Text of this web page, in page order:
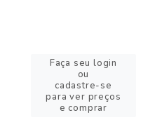
Faça seu login
ou
cadastre-se
para ver preços
e comprar